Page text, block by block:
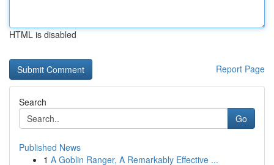
HTML is disabled
Report Page
Search
Go
Published News
1 A Goblin Ranger, A Remarkably Effective ...